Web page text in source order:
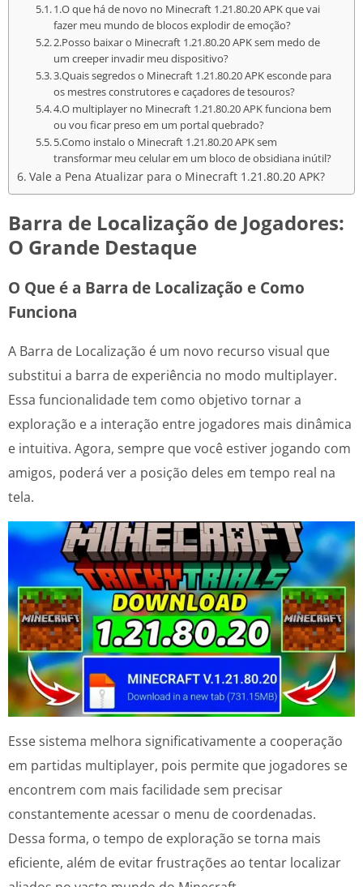
1.O que há de novo no Minecraft 1.21.80.20 APK que vai
fazer meu mundo de blocos explodir de emoção?
2.Posso baixar o Minecraft 1.21.80.20 APK sem medo de
um creeper invadir meu dispositivo?
3.Quais segredos o Minecraft 1.21.80.20 APK esconde para
os mestres construtores e caçadores de tesouros?
4.O multiplayer no Minecraft 1.21.80.20 APK funciona bem
ou vou ficar preso em um portal quebrado?
5.Como instalo o Minecraft 1.21.80.20 APK sem
transformar meu celular em um bloco de obsidiana inútil?
Vale a Pena Atualizar para o Minecraft 1.21.80.20 APK?
Barra de Localização de Jogadores:
O Grande Destaque
O Que é a Barra de Localização e Como
Funciona
A Barra de Localização é um novo recurso visual que
substitui a barra de experiência no modo multiplayer.
Essa funcionalidade tem como objetivo tornar a
exploração e a interação entre jogadores mais dinâmica
e intuitiva. Agora, sempre que você estiver jogando com
amigos, poderá ver a posição deles em tempo real na
tela.
Esse sistema melhora significativamente a cooperação
em partidas multiplayer, pois permite que jogadores se
encontrem com mais facilidade sem precisar
constantemente acessar o menu de coordenadas.
Dessa forma, o tempo de exploração se torna mais
eficiente, além de evitar frustrações ao tentar localizar